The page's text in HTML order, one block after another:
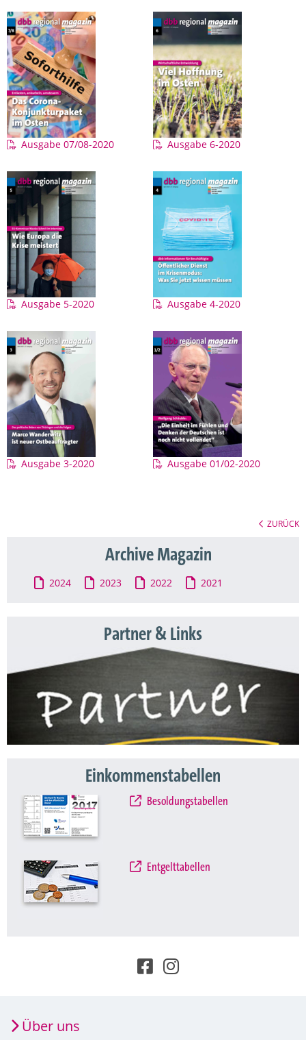
Ausgabe 07/08-2020 Ausgabe 6-2020
Ausgabe 5-2020 Ausgabe 4-2020
Ausgabe 3-2020 Ausgabe 01/02-2020
ZURÜCK
Archive Magazin
2024 2023 2022 2021
Partner & Links
Einkommenstabellen
Besoldungstabellen
Entgelttabellen
Über uns